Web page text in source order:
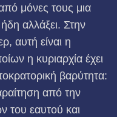
μόνες τους μια
αλλάξει. Στην
αυτή είναι η
η κυριαρχία έχει
βαρύτητα:
από την
του εαυτού και